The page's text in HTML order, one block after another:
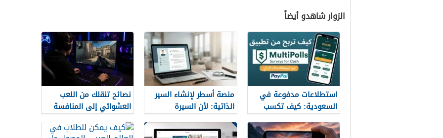
الزوار شاهدو أيضاً
استطلاعات مدفوعة في
السعودية: كيف تكسب
المال مع MultiPolls
منصة أسطر لإنشاء السير
الذاتية: لأن السيرة
العشوائية لن تمنحك
وظيفة
نصائح تنقلك من اللعب
العشوائي إلى المنافسة